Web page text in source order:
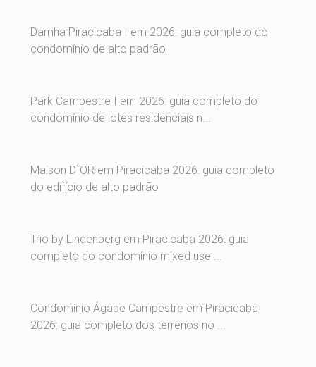
Damha Piracicaba I em 2026: guia completo do
condomínio de alto padrão
Park Campestre I em 2026: guia completo do
condomínio de lotes residenciais n...
Maison D`OR em Piracicaba 2026: guia completo
do edifício de alto padrão
Trio by Lindenberg em Piracicaba 2026: guia
completo do condomínio mixed use ...
Condomínio Ágape Campestre em Piracicaba
2026: guia completo dos terrenos no ...